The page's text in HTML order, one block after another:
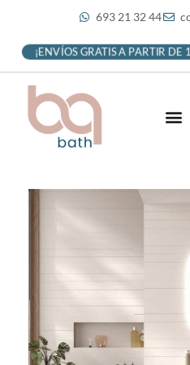
693 21 32 44
¡ENVÍOS GRATIS A PARTIR DE